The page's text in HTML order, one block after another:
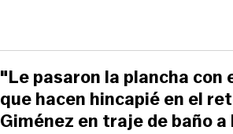
"Le pasaron la plancha
que hacen hincapié en el
Giménez en traje de baño a